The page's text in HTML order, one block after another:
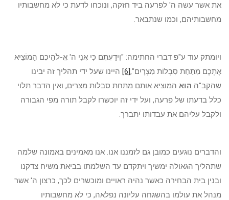
את אשר עשה ה' לפרעה ביד חזקה, ונוכחו לדעת כי לא מחשבותיו
מחשבותיהם, וכמו שנתבאר.
ויומתק עוד ע"פ דברי החתימה: "וִידַעְתֶּם כִּי אֲנִי ה' אֱ-לֹהֵיכֶם הַמּוֹצִיא
אֶתְכֶם מִתַּחַת סִבְלוֹת מִצְרָיִם",[6] היינו שעל ידי תהליך זה יבינו
שהקב"ה הוא המוציא אותם מתחת סבלות מצרים, ואין הדבר תלוי
כלל בדעתו של פרעה, ועל ידי זה יוכשרו לקבל תורה מפי הגבורה
ולקבל עליהם את עבדותו יתברך.
והדברים נוגעים כמובן גם לזמננו אנו. אנו מאמינים באמונה שלמה
שתהליך הגאולה ימשיך ויתקדם עד השלמתו בביאת משיח צדקנו
ובנין בית הבחירה כאשר נהיה ראויים ומוכשרים לכך, כרצון ה' אשר
מנהל את עולמו בהשגחה עליונה נפלאה, כי לא מחשבותיו